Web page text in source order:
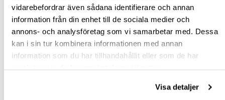
vidarebefordrar även sådana identifierare och annan
information från din enhet till de sociala medier och
annons- och analysföretag som vi samarbetar med. Dessa
kan i sin tur kombinera informationen med annan
information som du har tillhandahållit eller som de har
Visa detaljer
FRONTER FÖR
TANDEMBOX
INNERLÅDOR M-
HÖJD
hp-61526
TANDENBOX
LÅDFRONT Z31A1081A
GRÅ
605764.46